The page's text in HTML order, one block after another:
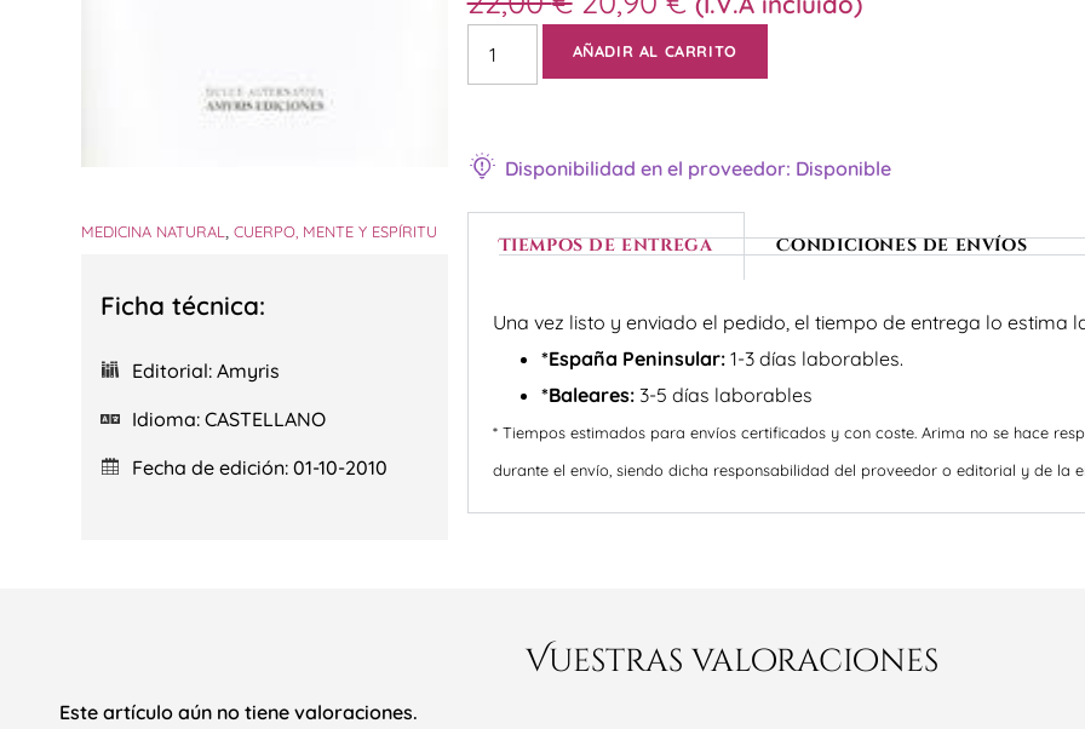
MEDICINA NATURAL CUERPO, MENTE Y ESPÍRITU
Ficha técnica:
Editorial: Amyris
Idioma: CASTELLANO
Fecha de edición: 01-10-2010
AÑADIR AL CARRITO
Disponibilidad en el proveedor: Disponible
Tiempos de entrega Condiciones de envíos
Una vez listo y enviado el pedido, el tiempo de entrega lo estima
*España Peninsular:1-3 días laborables.
*Baleares:3-5 días laborables
* Tiempos estimados para envíos certificados y con coste. Arima no se hace
durante el envío, siendo dicha responsabilidad del proveedor o editorial y de la
Vuestras valoraciones
Este artículo aún no tiene valoraciones.